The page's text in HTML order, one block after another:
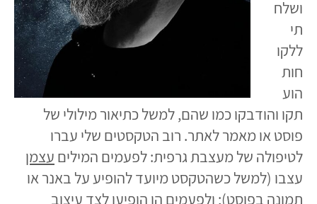
ושלח
תי
ללקו
חות
הוע
תקו והודבקו כמו שהם, למשל כתיאור מילולי של
פוסט או מאמר לאתר. רוב הטקסטים שלי עברו
לטיפולה של מעצבת גרפית: לפעמים המילים עצמן
עצבו (למשל כשהטקסט מיועד להופיע על באנר או
תמונה בפוסט); ולפעמים הן הופיעולצד עיצוב